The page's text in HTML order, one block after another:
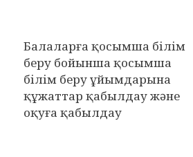
Балаларға қосымша білім
беру бойынша қосымша
білім беру ұйымдарына
құжаттар қабылдау және
оқуға қабылдау